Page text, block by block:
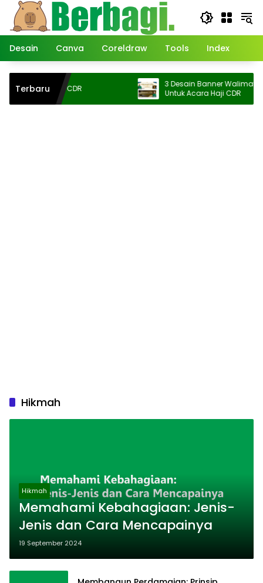
Langsung
konten
Desain
Canva Coreldraw Tools Index
Terbaru
Mi’raj CDR
3 Desain Banner Walimatussafar Lil
Untuk Acara Haji CDR
Hikmah
Hikmah
Memahami Kebahagiaan: Jenis-
Jenis dan Cara Mencapainya
19 September 2024